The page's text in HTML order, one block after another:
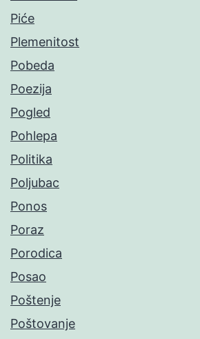
Piće
Plemenitost
Pobeda
Poezija
Pogled
Pohlepa
Politika
Poljubac
Ponos
Poraz
Porodica
Posao
Poštenje
Poštovanje